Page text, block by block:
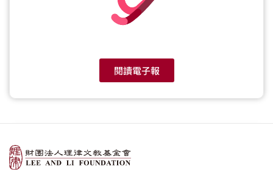
閱讀電子報